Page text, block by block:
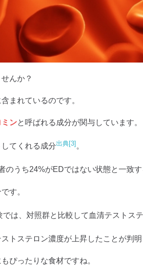
んか？
まれているのです。
ミンと呼ばれる成分が関与しています。
してくれる成分出典[3] 。
うち24%がEDではない状態と一致
す。
は、対照群と比較して血清テストス
トステロン濃度が上昇したことが判
ぴったりな食材ですね。